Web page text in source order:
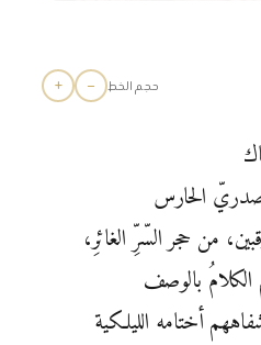
حجم الخط −
+
الحارس
من حجر السّرِّ الغائرِ،
الكلامُ بالوصف
أختامه الليلكية